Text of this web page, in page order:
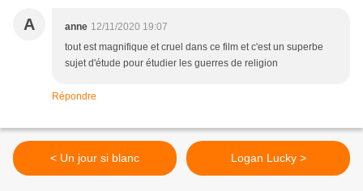
A anne 12/11/2020 19:07
tout est magnifique et cruel dans ce film et c'est un superbe
sujet d'étude pour étudier les guerres de religion
Répondre
< Un jour si blanc Logan Lucky >